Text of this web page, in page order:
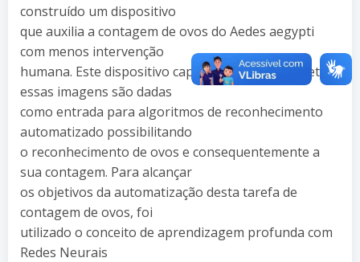
construído um dispositivo
que auxilia a contagem de ovos do Aedes aegypti
com menos intervenção
humana. Este dispositivo capta imagens da palheta,
essas imagens são dadas
como entrada para algoritmos de reconhecimento
automatizado possibilitando
o reconhecimento de ovos e consequentemente a
sua contagem. Para alcançar
os objetivos da automatização desta tarefa de
contagem de ovos, foi
utilizado o conceito de aprendizagem profunda com
Redes Neurais